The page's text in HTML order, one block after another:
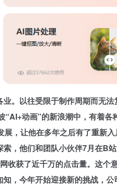
。 以往受限于制作周期而无法
动画”的新浪潮中，有着各
，让他在多年之后有了重新
，他们和团队小伙伴7月在B
收获了近千万的点击量。这个
，今年开始迎接新的挑战，公